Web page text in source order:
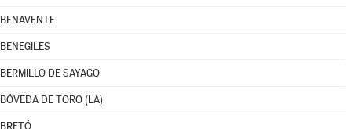
BENAVENTE
BENEGILES
BERMILLO DE SAYAGO
BÓVEDA DE TORO (LA)
BRETÓ